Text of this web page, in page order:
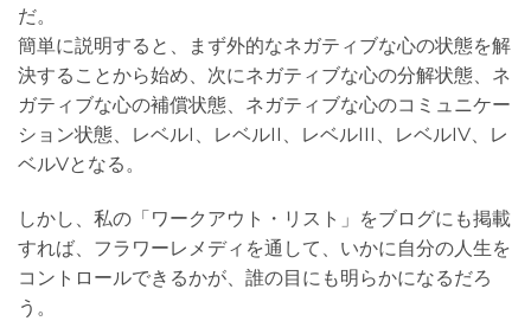
だ。
簡単に説明すると、まず外的なネガティブな心の状態を解
決することから始め、次にネガティブな心の分解状態、ネ
ガティブな心の補償状態、ネガティブな心のコミュニケー
ション状態、レベルI、レベルII、レベルIII、レベルIV、レ
ベルVとなる。
しかし、私の「ワークアウト・リスト」をブログにも掲載
すれば、フラワーレメディを通して、いかに自分の人生を
コントロールできるかが、誰の目にも明らかになるだろ
う。